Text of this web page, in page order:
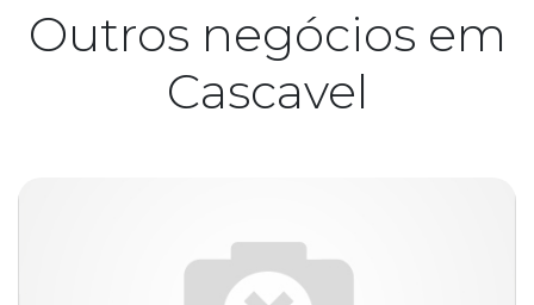
Outros negócios em
Cascavel